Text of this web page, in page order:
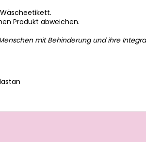
Produkt abweichen.
mit Behinderung und ihre